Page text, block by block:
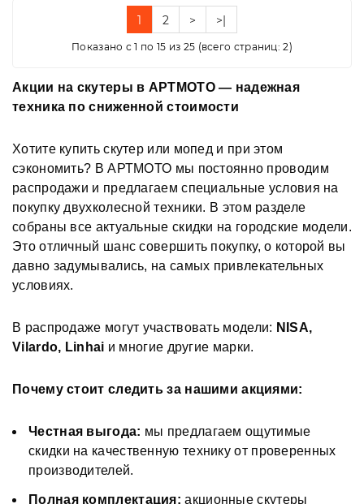
1 2 > >|
Показано с 1 по 15 из 25 (всего страниц: 2)
Акции на скутеры в АРТМОТО — надежная
техника по сниженной стоимости
Хотите купить скутер или мопед и при этом
сэкономить? В АРТМОТО мы постоянно проводим
распродажи и предлагаем специальные условия на
покупку двухколесной техники. В этом разделе
собраны все актуальные скидки на городские модели.
Это отличный шанс совершить покупку, о которой вы
давно задумывались, на самых привлекательных
условиях.
В распродаже могут участвовать модели: NISA,
Vilardo, Linhai и многие другие марки.
Почему стоит следить за нашими акциями:
Честная выгода: мы предлагаем ощутимые
скидки на качественную технику от проверенных
производителей.
Полная комплектация: акционные скутеры